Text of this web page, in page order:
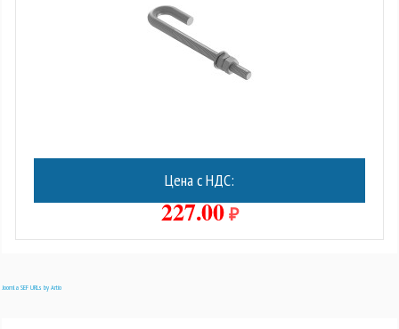
Цена с НДС:
227.00₽
Joomla SEF URLs by Artio